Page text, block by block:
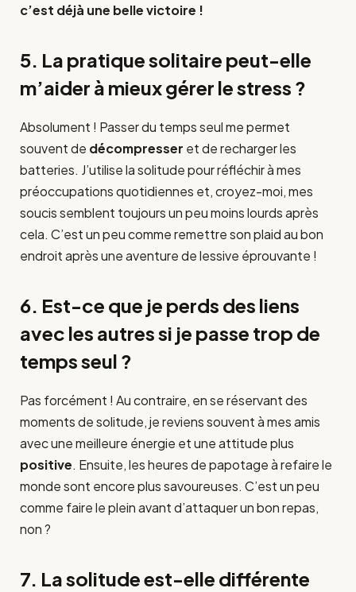
c’est déjà une belle victoire !
5. La pratique solitaire peut-elle
m’aider à mieux gérer le stress ?
Absolument ! Passer du temps seul me permet
souvent de décompresser et de recharger les
batteries. J’utilise la solitude pour réfléchir à mes
préoccupations quotidiennes et, croyez-moi, mes
soucis semblent toujours un peu moins lourds après
cela. C’est un peu comme remettre son plaid au bon
endroit après une aventure de lessive éprouvante !
6. Est-ce que je perds des liens
avec les autres si je passe trop de
temps seul ?
Pas forcément ! Au contraire, en se réservant des
moments de solitude, je reviens souvent à mes amis
avec une meilleure énergie et une attitude plus
positive. Ensuite, les heures de papotage à refaire le
monde sont encore plus savoureuses. C’est un peu
comme faire le plein avant d’attaquer un bon repas,
non ?
7. La solitude est-elle différente